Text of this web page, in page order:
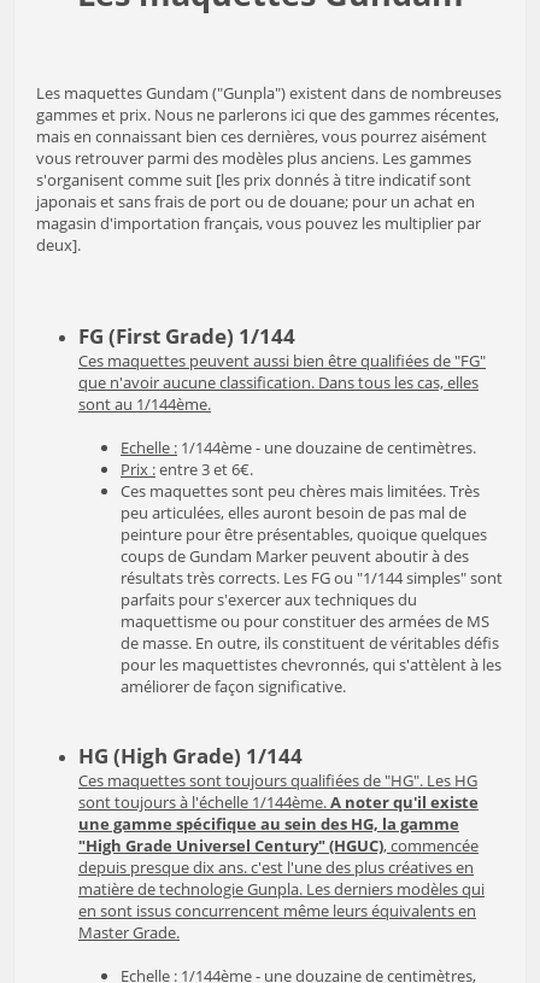
Les maquettes Gundam ("Gunpla") existent dans de nombreuses
gammes et prix. Nous ne parlerons ici que des gammes récentes,
mais en connaissant bien ces dernières, vous pourrez aisément
vous retrouver parmi des modèles plus anciens. Les gammes
s'organisent comme suit [les prix donnés à titre indicatif sont
japonais et sans frais de port ou de douane; pour un achat en
magasin d'importation français, vous pouvez les multiplier par
deux].
FG (First Grade) 1/144
Ces maquettes peuvent aussi bien être qualifiées de "FG"
que n'avoir aucune classification. Dans tous les cas, elles
sont au 1/144ème.
Echelle : 1/144ème - une douzaine de centimètres.
Prix :entre 3 et 6€.
Ces maquettes sont peu chères mais limitées. Très
peu articulées, elles auront besoin de pas mal de
peinture pour être présentables, quoique quelques
coups de Gundam Marker peuvent aboutir à des
résultats très corrects. Les FG ou "1/144 simples" sont
parfaits pour s'exercer aux techniques du
maquettisme ou pour constituer des armées de MS
de masse. En outre, ils constituent de véritables défis
pour les maquettistes chevronnés, qui s'attèlent à les
améliorer de façon significative.
HG (High Grade) 1/144
Ces maquettes sont toujours qualifiées de "HG". Les HG
sont toujours à l'échelle 1/144ème.A noter qu'il existe
une gamme spécifique au sein des HG, la gamme
"High Grade Universel Century" (HGUC), commencée
depuis presque dix ans. c'est l'une des plus créatives en
matière de technologie Gunpla. Les derniers modèles qui
en sont issus concurrencent même leurs équivalents en
Master Grade.
Echelle : 1/144ème - une douzaine de centimètres,